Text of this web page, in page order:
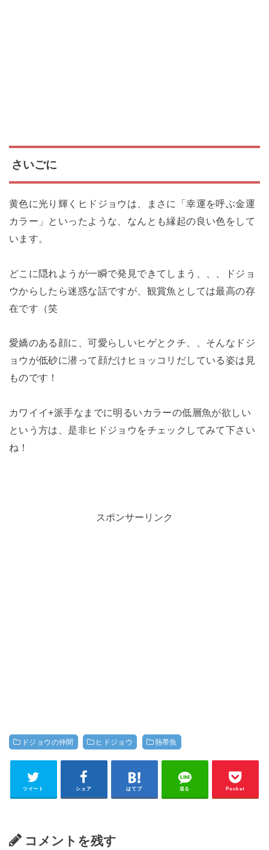
さいごに
黄色に光り輝くヒドジョウは、まさに「幸運を呼ぶ金運
カラー」といったような、なんとも縁起の良い色をして
います。
どこに隠れようが一瞬で発見できてしまう、、、ドジョ
ウからしたら迷惑な話ですが、観賞魚としては最高の存
在です（笑
愛嬌のある顔に、可愛らしいヒゲとクチ、、そんなドジ
ョウが低砂に潜って顔だけヒョッコリだしている姿は見
ものです！
カワイイ+派手なまでに明るいカラーの低層魚が欲しい
という方は、是非ヒドジョウをチェックしてみて下さい
ね！
スポンサーリンク
ドジョウの仲間 ヒドジョウ 熱帯魚
ツイート シェア はてブ 送る Pocket
コメントを残す